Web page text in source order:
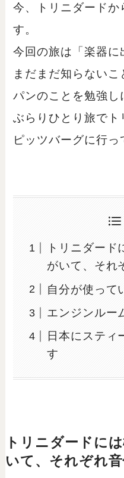
今、トリニダードか
す。
今回の旅は「楽器に
まだまだ知らない
パンのことを勉強し
ぶらりひとり旅でト
ピッツバーグに行っ
トリニダード
がいて、それ
自分が使って
エンジンルー
日本にスティ
す
トリニダードに
いて、それぞれ音